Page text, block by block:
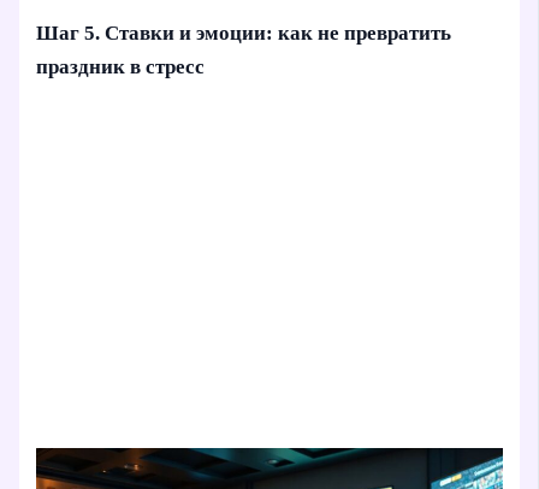
Шаг 5. Ставки и эмоции: как не превратить
праздник в стресс